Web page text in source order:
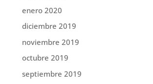
enero 2020
diciembre 2019
noviembre 2019
octubre 2019
septiembre 2019